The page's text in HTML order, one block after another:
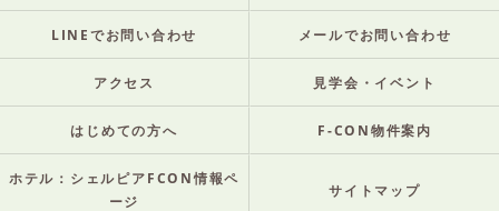
LINEでお問い合わせ メールでお問い合わせ
アクセス 見学会・イベント
はじめての方へ F-CON物件案内
ホテル：シェルピアFCON情報ペ
ージ
サイトマップ